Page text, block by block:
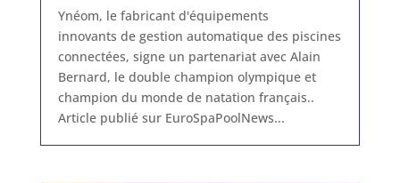
Ynéom, le fabricant d'équipements
innovants de gestion automatique des piscines
connectées, signe un partenariat avec Alain
Bernard, le double champion olympique et
champion du monde de natation français..
Article publié sur EuroSpaPoolNews...